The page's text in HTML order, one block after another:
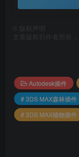
现在您可以在一
正。
在Corona渲染
在Corona中散
和随机化的能力，
全新的树桩素
为您带来40
版权声明
文章版权归作者所有
Autodesk插件
# 3DS MAX森林插件
# 3DS MAX植物插件